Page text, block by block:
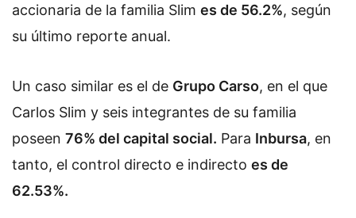
accionaria de la familia Slim es de 56.2%, según
su último reporte anual.
Un caso similar es el de Grupo Carso, en el que
Carlos Slim y seis integrantes de su familia
poseen 76% del capital social. Para Inbursa, en
tanto, el control directo e indirecto es de
62.53%.